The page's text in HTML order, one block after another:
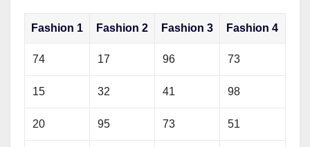
Fashion 1 Fashion 2 Fashion 3 Fashion 4
74 17 96 73
15 32 41 98
20 95 73 51